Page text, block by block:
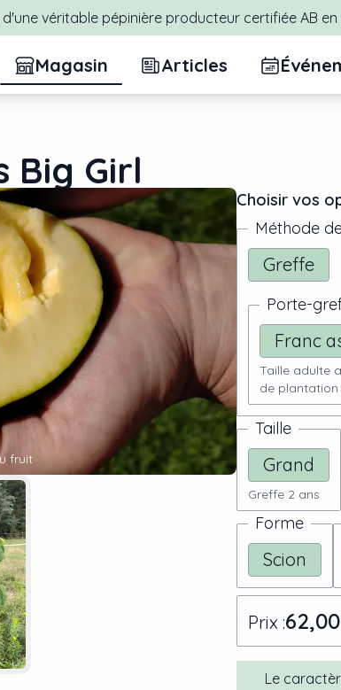
véritable pépinière producteur certifiée AB
Magasin Articles
Big Girl
fruit
Choisir vos
Méthode
Greffe
Porte-
Franc
Taille adulte
de plantation
Taille
Grand
Greffe 2 ans
Forme
Scion
Prix :
Le